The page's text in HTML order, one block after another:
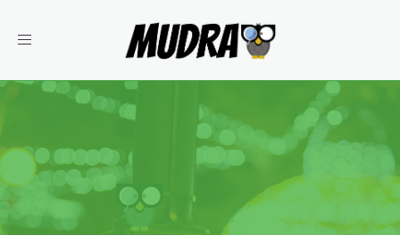
Toggle